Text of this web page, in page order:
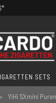
SETS
YiHi SXmini